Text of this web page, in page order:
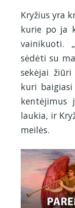
Kryžius yra
kurie po ja
vaini­kuoti.
sėdėti su
sekėjai
kuri
kentėjimus
laukia, ir
meilės.